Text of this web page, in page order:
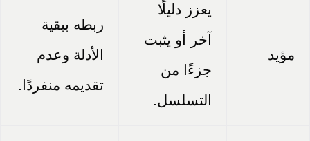
مؤيد
يعزز دليلًا
آخر أو يثبت
جزءًا من
التسلسل.
ربطه ببقية
الأدلة وعدم
تقديمه منفردًا.